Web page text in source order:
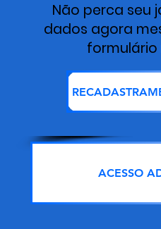
Não perca seu
dados agora
formulário
ACESSO